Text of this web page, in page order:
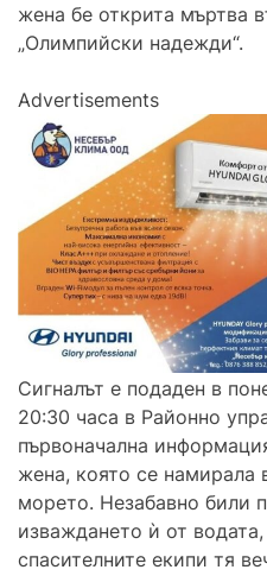
жена бе открита мъртва
„Олимпийски надежди“.
Advertisements
Сигналът е подаден в
20:30 часа в Районно
първоначална
жена, която се намирала
морето. Незабавно били
изваждането ѝ от
спасителните екипи тя